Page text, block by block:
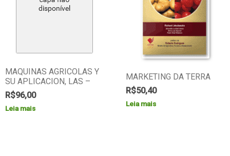
MAQUINAS AGRICOLAS Y
SU APLICACION, LAS –
R$96,00
Leia mais
MARKETING DA TERRA
R$50,40
Leia mais